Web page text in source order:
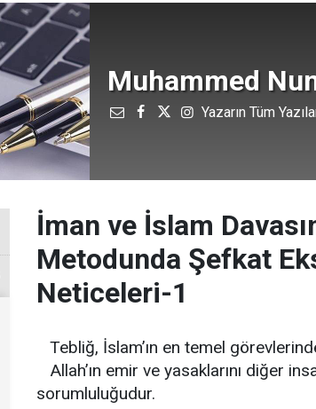
Muhammed
Yazarın Tüm
İman ve İslam
Metodunda Şefkat
Neticeleri-1
Tebliğ, İslam’ın en temel
Allah’ın emir ve yasaklarını diğer
sorumluluğudur.